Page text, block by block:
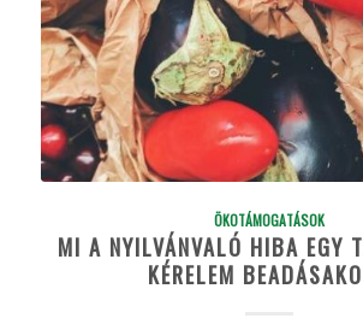
ÖKOTÁMOGATÁSOK
MI A NYILVÁNVALÓ HIBA EGY
KÉRELEM